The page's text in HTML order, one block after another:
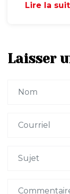
Lire la
Laisser